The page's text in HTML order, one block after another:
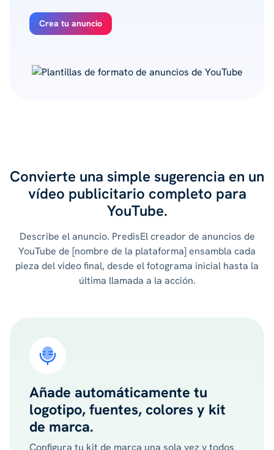
Crea tu anuncio
Convierte una simple sugerencia en un
vídeo publicitario completo para
YouTube.
Describe el anuncio. PredisEl creador de anuncios de
YouTube de [nombre de la plataforma] ensambla cada
pieza del video final, desde el fotograma inicial hasta la
última llamada a la acción.
Añade automáticamente tu
logotipo, fuentes, colores y kit
de marca.
Configura tu kit de marca una sola vez y todos